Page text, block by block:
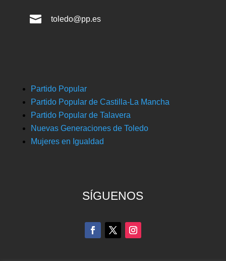
 toledo@pp.es
Partido Popular
Partido Popular de Castilla-La Mancha
Partido Popular de Talavera
Nuevas Generaciones de Toledo
Mujeres en Igualdad
SÍGUENOS